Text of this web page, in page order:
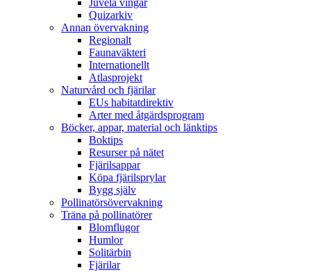
Quizarkiv
Annan övervakning
Regionalt
Faunaväkteri
Internationellt
Atlasprojekt
Naturvård och fjärilar
EUs habitatdirektiv
Arter med åtgärdsprogram
Böcker, appar, material och länktips
Boktips
Resurser på nätet
Fjärilsappar
Köpa fjärilsprylar
Bygg själv
Pollinatörsövervakning
Träna på pollinatörer
Blomflugor
Humlor
Solitärbin
Fjärilar